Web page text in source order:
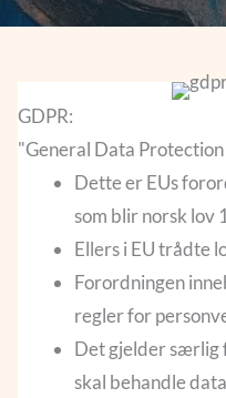
GDPR:
"General Data
Dette er EUs
som blir norsk lov
Ellers i EU trådte
Forordningen
regler for
Det gjelder særlig
skal behandle